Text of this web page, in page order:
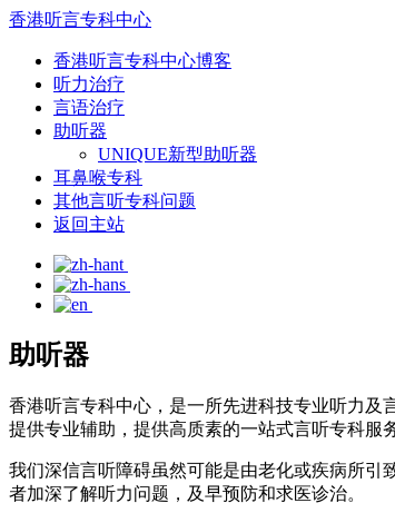
香港听言专科中心
香港听言专科中心博客
听力治疗
言语治疗
助听器
UNIQUE新型助听器
耳鼻喉专科
其他言听专科问题
返回主站
助听器
香港听言专科中心，是一所先进科技专业听力及
提供专业辅助，提供高质素的一站式言听专科服
我们深信言听障碍虽然可能是由老化或疾病所引
者加深了解听力问题，及早预防和求医诊治。